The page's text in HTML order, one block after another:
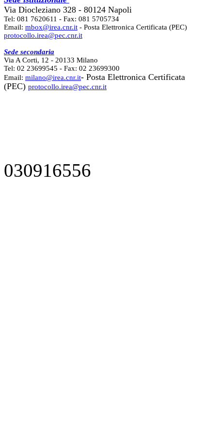
Via Diocleziano 328 - 80124 Napoli
Tel: 081 7620611 - Fax: 081 5705734
Email: mbox@irea.cnr.it - Posta Elettronica Certificata (PEC)
protocollo.irea@pec.cnr.it
Sede secondaria
Via A Corti, 12 - 20133 Milano
Tel: 02 23699545 - Fax: 02 23699300
Email: milano@irea.cnr.it- Posta Elettronica Certificata
(PEC) protocollo.irea@pec.cnr.it
030916556